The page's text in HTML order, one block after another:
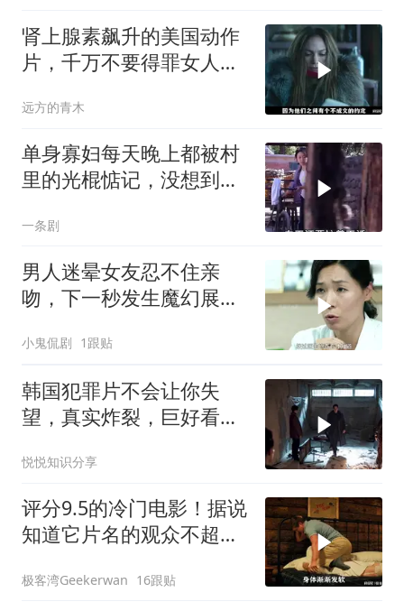
肾上腺素飙升的美国动作
片，千万不要得罪女人，
远方的青木
单身寡妇每天晚上都被村
里的光棍惦记，没想到她
一条剧
男人迷晕女友忍不住亲
吻，下一秒发生魔幻展
小鬼侃剧 1跟贴
韩国犯罪片不会让你失
望，真实炸裂，巨好看！
悦悦知识分享
评分9.5的冷门电影！据说
知道它片名的观众不超过
极客湾Geekerwan 16跟贴